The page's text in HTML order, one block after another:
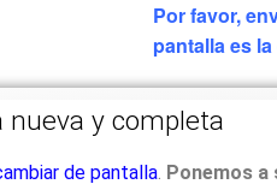
Por favor,
pantalla es
nueva y completa
de pantalla. Ponemos